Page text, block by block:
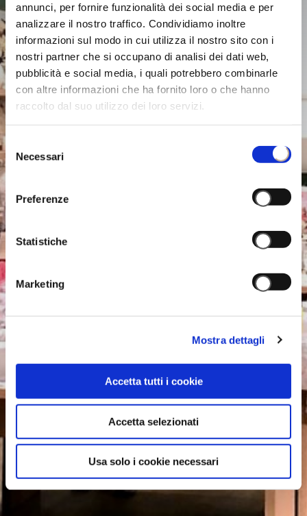
annunci, per fornire funzionalità dei social media e per
analizzare il nostro traffico. Condividiamo inoltre
informazioni sul modo in cui utilizza il nostro sito con i
nostri partner che si occupano di analisi dei dati web,
pubblicità e social media, i quali potrebbero combinarle
con altre informazioni che ha fornito loro o che hanno
raccolto dal suo utilizzo dei loro servizi.
Selezione
del
consenso
Necessari
Preferenze
Statistiche
Marketing
Mostra dettagli
Accetta tutti i cookie
Accetta selezionati
Usa solo i cookie necessari